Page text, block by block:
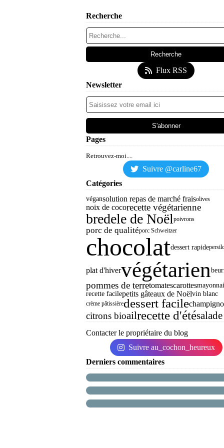
Recherche
Flux RSS
Newsletter
Pages
Retrouvez-moi....
Suivre @carline67
Catégories
végansolution repas de marché fraisolives
noix de cocorecette végétarienne
bredele de Noël poivrons
porc de qualitéporc Schweitzer
chocolatdessert rapidepersil
plat d'hivervégétarien
pommes de terretomatescarottes
recette facilepetits gâteaux de Noëlvin blanc
crème pâtissièredessert facile
citrons bioailrecette d'été
Contacter le propriétaire du blog
Suivre au_cochon_heureux
Derniers commentaires